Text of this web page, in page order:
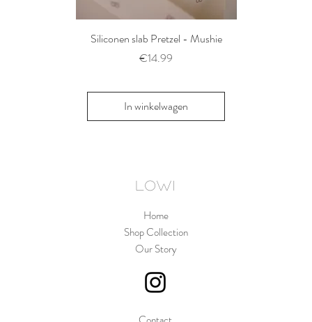
Siliconen slab Pretzel - Mushie
Prijs
€14.99
In winkelwagen
LOWI
Home
Shop Collection
Our Story